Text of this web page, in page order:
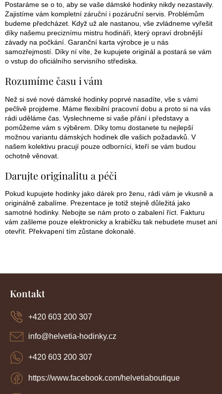
Postaráme se o to, aby se vaše dámské hodinky nikdy nezastavily.
Zajistíme vám kompletní záruční i pozáruční servis. Problémům
budeme předcházet. Když už ale nastanou, vše zvládneme vyřešit
díky našemu preciznímu mistru hodináři, který opraví drobnější
závady na počkání. Garanční karta výrobce je u nás
samozřejmostí. Díky ní víte, že kupujete originál a postará se vám
o vstup do oficiálního servisního střediska.
Rozumíme času i vám
Než si své nové dámské hodinky poprvé nasadíte, vše s vámi
pečlivě projdeme. Máme flexibilní pracovní dobu a proto si na vás
rádi uděláme čas. Vyslechneme si vaše přání i představy a
pomůžeme vám s výběrem. Díky tomu dostanete tu nejlepší
možnou variantu dámských hodinek dle vašich požadavků. V
našem kolektivu pracují pouze odborníci, kteří se vám budou
ochotně věnovat.
Darujte originalitu a péči
Pokud kupujete hodinky jako dárek pro ženu, rádi vám je vkusně a
originálně zabalíme. Prezentace je totiž stejně důležitá jako
samotné hodinky. Nebojte se nám proto o zabalení říct. Fakturu
vám zašleme pouze elektronicky a krabičku tak nebudete muset ani
otevřít. Překvapení tím zůstane dokonalé.
Kontakt
info@helvetia-hodinky.cz
+420 603 200 307
https://www.facebook.com/helvetiaboutique
+420 603 200 307